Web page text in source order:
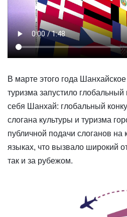
В марте этого года
туризма запустило глобальный
себя Шанхай: глобальный
слогана культуры и туризма
публичной подачи слоганов на
языках, что вызвало широкий
так и за рубежом.